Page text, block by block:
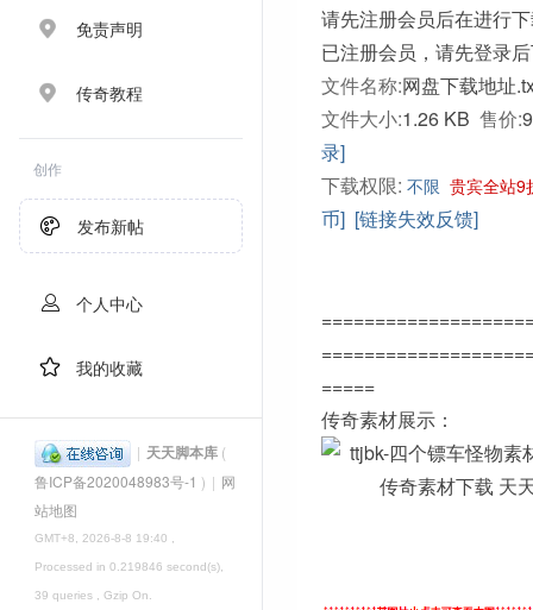
免责声明
传奇教程
创作
发布新帖
个人中心
我的收藏
| 天天脚本库 (
鲁ICP备2020048983号-1 ) | 网
站地图
GMT+8, 2026-8-8 19:40 ,
Processed in 0.219846 second(s),
39 queries , Gzip On.
请先注册会员后在进行
已注册会员，请先登录
文件名称:网盘下载地址
文件大小:1.26 KB 售价:
录]
下载权限: 不限 贵宾全站9
币] [链接失效反馈]
=====
传奇素材展示：